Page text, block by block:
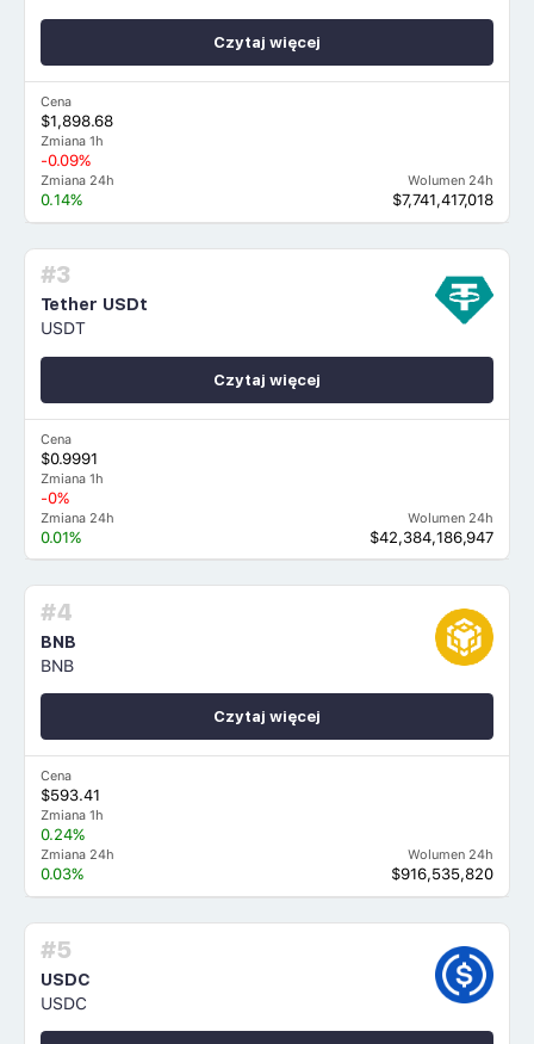
Cena
$1,898.68
Zmiana 1h
-0.09%
Zmiana 24h
0.14%
Wolumen 24h
$7,741,417,018
Czytaj więcej
#3
Tether USDt
USDT
Cena
$0.9991
Zmiana 1h
-0%
Zmiana 24h
0.01%
Wolumen 24h
$42,384,186,947
Czytaj więcej
#4
BNB
BNB
Cena
$593.41
Zmiana 1h
0.24%
Zmiana 24h
0.03%
Wolumen 24h
$916,535,820
Czytaj więcej
#5
USDC
USDC